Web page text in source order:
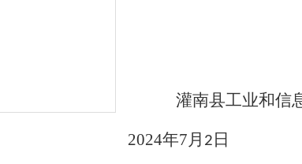
灌南县工业和信
2024年7月 2 日